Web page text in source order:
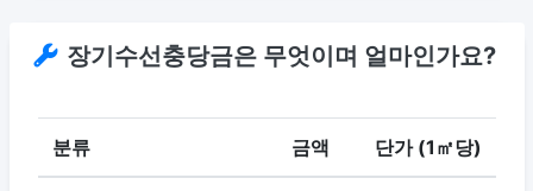
장기수선충당금은 무엇이며 얼마인가요?
분류 금액 단가 (1㎡당)